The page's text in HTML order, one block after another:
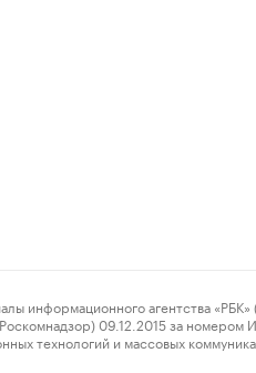
агентства «РБК»
09.12.2015 за
технологий и массовых